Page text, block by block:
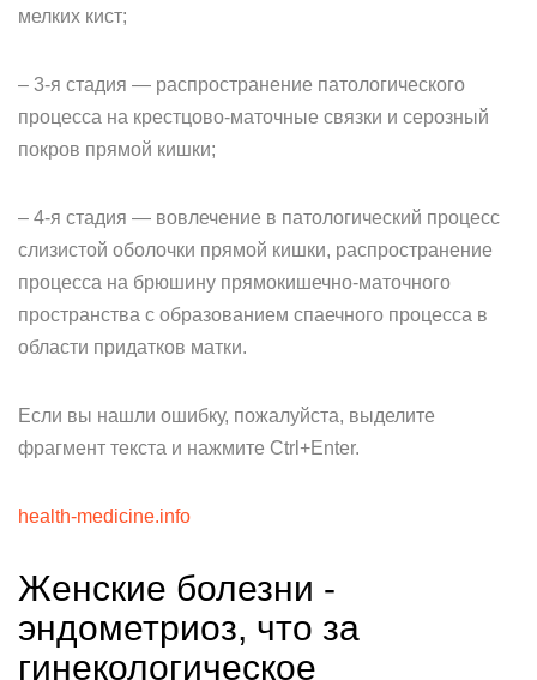
мелких кист;
– 3-я стадия — распространение патологического
процесса на крестцово-маточные связки и серозный
покров прямой кишки;
– 4-я стадия — вовлечение в патологический процесс
слизистой оболочки прямой кишки, распространение
процесса на брюшину прямокишечно-маточного
пространства с образованием спаечного процесса в
области придатков матки.
Если вы нашли ошибку, пожалуйста, выделите
фрагмент текста и нажмите Ctrl+Enter.
health-medicine.info
Женские болезни -
эндометриоз, что за
гинекологическое